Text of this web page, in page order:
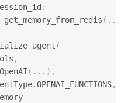
:
get_memory_from_redis ( . .
(
,
( . . . ) ,
.OPENAI_FUNCTIONS,